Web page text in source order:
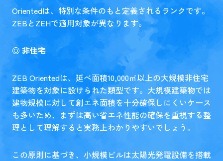
Orientedは、特別な条件のもと定義されるランクです。
ZEBとZEHで適用対象が異なります。
◎ 非住宅
ZEB Orientedは、延べ面積10,000㎡以上の大規模非住宅
建築物を対象に設けられた類型です。大規模建築物では
建物規模に対して創エネ面積を十分確保しにくいケース
も多いため、まずは高い省エネ性能の確保を重視する整
理として理解すると実務上わかりやすいでしょう。
この原則に基づき、小規模ビルは太陽光発電設備を搭載